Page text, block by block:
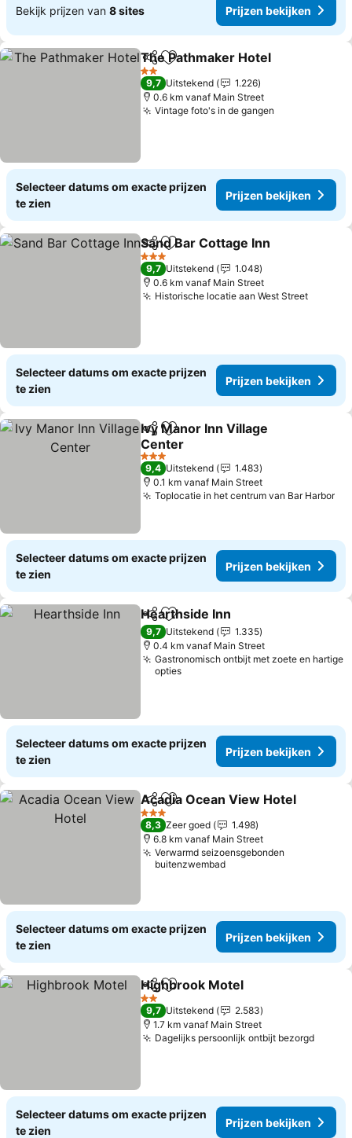
Bekijk prijzen van 8 sites Prijzen bekijken
DelenToevoegen aan favorieten
The Pathmaker Hotel
2 Sterren
9,7 Uitstekend
1.226
0.6 km vanaf Main Street
Vintage foto's in de gangen
Selecteer datums om exacte prijzen
te zien
Prijzen bekijken
DelenToevoegen aan favorieten
Sand Bar Cottage Inn
3 Sterren
9,7 Uitstekend
1.048
0.6 km vanaf Main Street
Historische locatie aan West StreetPrijzen
Selecteer datums om exacte prijzen
te zien
Prijzen bekijken
DelenToevoegen aan favorieten
Ivy Manor Inn Village
Center
Prijzen bekijken
3 Sterren
9,4 Uitstekend
1.483
0.1 km vanaf Main Street
Toplocatie in het centrum van Bar Harbor
Selecteer datums om exacte prijzen
te zien
Prijzen bekijken
DelenToevoegen aan favorieten
Hearthside Inn
9,7 Uitstekend
1.335
0.4 km vanaf Main Street
Gastronomisch ontbijt met zoete en hartige
opties
Selecteer datums om exacte prijzen
te zien
Prijzen bekijken
DelenToevoegen aan favorieten
Acadia Ocean View Hotel
3 Sterren
8,3 Zeer goed
1.498
6.8 km vanaf Main Street
Verwarmd seizoensgebonden
buitenzwembad
Selecteer datums om exacte prijzen
te zien
Prijzen bekijken
DelenToevoegen aan favorieten
Highbrook Motel
2 Sterren
9,7 Uitstekend
2.583
1.7 km vanaf Main Street
Dagelijks persoonlijk ontbijt bezorgd
Selecteer datums om exacte prijzen
te zien
Prijzen bekijken